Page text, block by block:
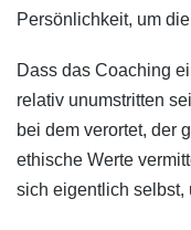
Persönlichkeit, um
Dass das Coaching
relativ unumstritten
bei dem verortet, der
ethische Werte
sich eigentlich selbst,